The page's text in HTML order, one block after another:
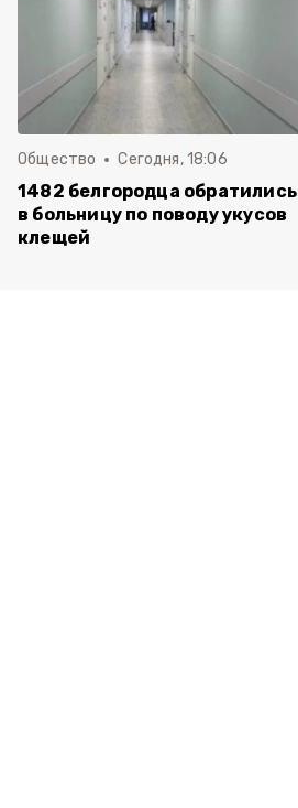
Общество Сегодня, 18:06
1482 белгородца обратились
в больницу по поводу укусов
клещей